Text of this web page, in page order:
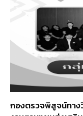
กองตรวจพิสูจน์ทาง